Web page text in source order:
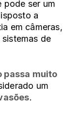
pode ser um
a
em câmeras,
de
passa muito
um
.